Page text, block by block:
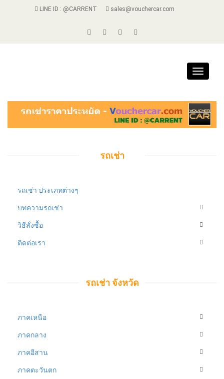
LINE ID : @CARRENT sales@vouchercar.com
Toggle
รถเช่า
รถเช่า ประเภทต่างๆ
บทความรถเช่า
วิธีสั่งซื้อ
ติดต่อเรา
รถเช่า จังหวัด
ภาคเหนือ
ภาคกลาง
ภาคอีสาน
ภาคตะวันตก